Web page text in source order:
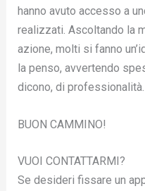
hanno avuto accesso a
realizzati. Ascoltando la
azione, molti si fanno
la penso, avvertendo
dicono, di professionalità.
BUON CAMMINO!
VUOI CONTATTARMI?
Se desideri fissare un